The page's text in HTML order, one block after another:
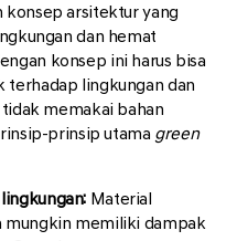
arsitektur yang
dan hemat
konsep ini harus bisa
terhadap lingkungan dan
tidak memakai bahan
prinsip utama green
Material
mungkin memiliki dampak